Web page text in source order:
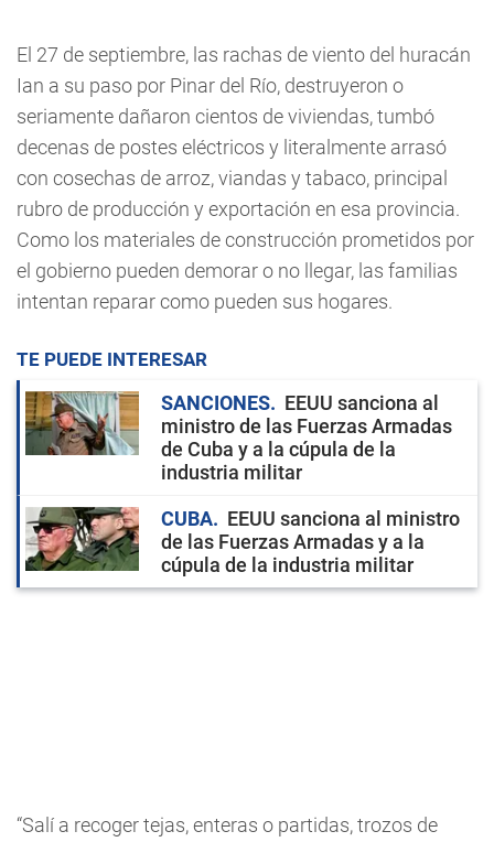
El 27 de septiembre, las rachas de viento del huracán
Ian a su paso por Pinar del Río, destruyeron o
seriamente dañaron cientos de viviendas, tumbó
decenas de postes eléctricos y literalmente arrasó
con cosechas de arroz, viandas y tabaco, principal
rubro de producción y exportación en esa provincia.
Como los materiales de construcción prometidos por
el gobierno pueden demorar o no llegar, las familias
intentan reparar como pueden sus hogares.
TE PUEDE INTERESAR
SANCIONES
EEUU sanciona al
ministro de las Fuerzas Armadas
de Cuba y a la cúpula de la
industria militar
CUBA
EEUU sanciona al ministro
de las Fuerzas Armadas y a la
cúpula de la industria militar
“Salí a recoger tejas, enteras o partidas, trozos de